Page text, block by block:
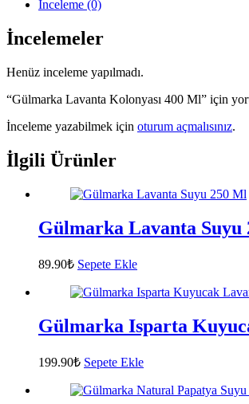
İnceleme (0)
İncelemeler
Henüz inceleme yapılmadı.
“Gülmarka Lavanta Kolonyası 400 Ml” için
İnceleme yazabilmek için oturum açmalısınız.
İlgili Ürünler
Gülmarka Lavanta Suyu
89.90₺ Sepete Ekle
Gülmarka Isparta
199.90₺ Sepete Ekle